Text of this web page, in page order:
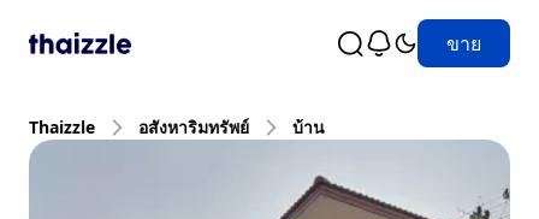
ขาย
Thaizzle อสังหาริมทรัพย์ บ้าน